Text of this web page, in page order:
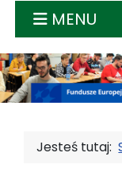
MENU
Jesteś tutaj: